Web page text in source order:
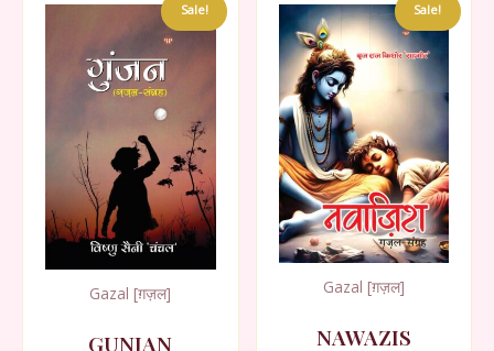
Sale!
Gazal [ग़ज़ल]
GUNJAN
Sale!
Gazal [ग़ज़ल]
NAWAZIS